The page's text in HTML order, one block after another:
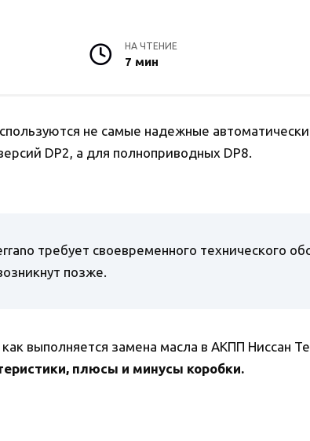
НА ЧТЕНИЕ
7 мин
не самые надежные
DP2, а для полноприводных DP8.
требует своевременного технического
позже.
выполняется замена масла в АКПП Ниссан
плюсы и минусы коробки.